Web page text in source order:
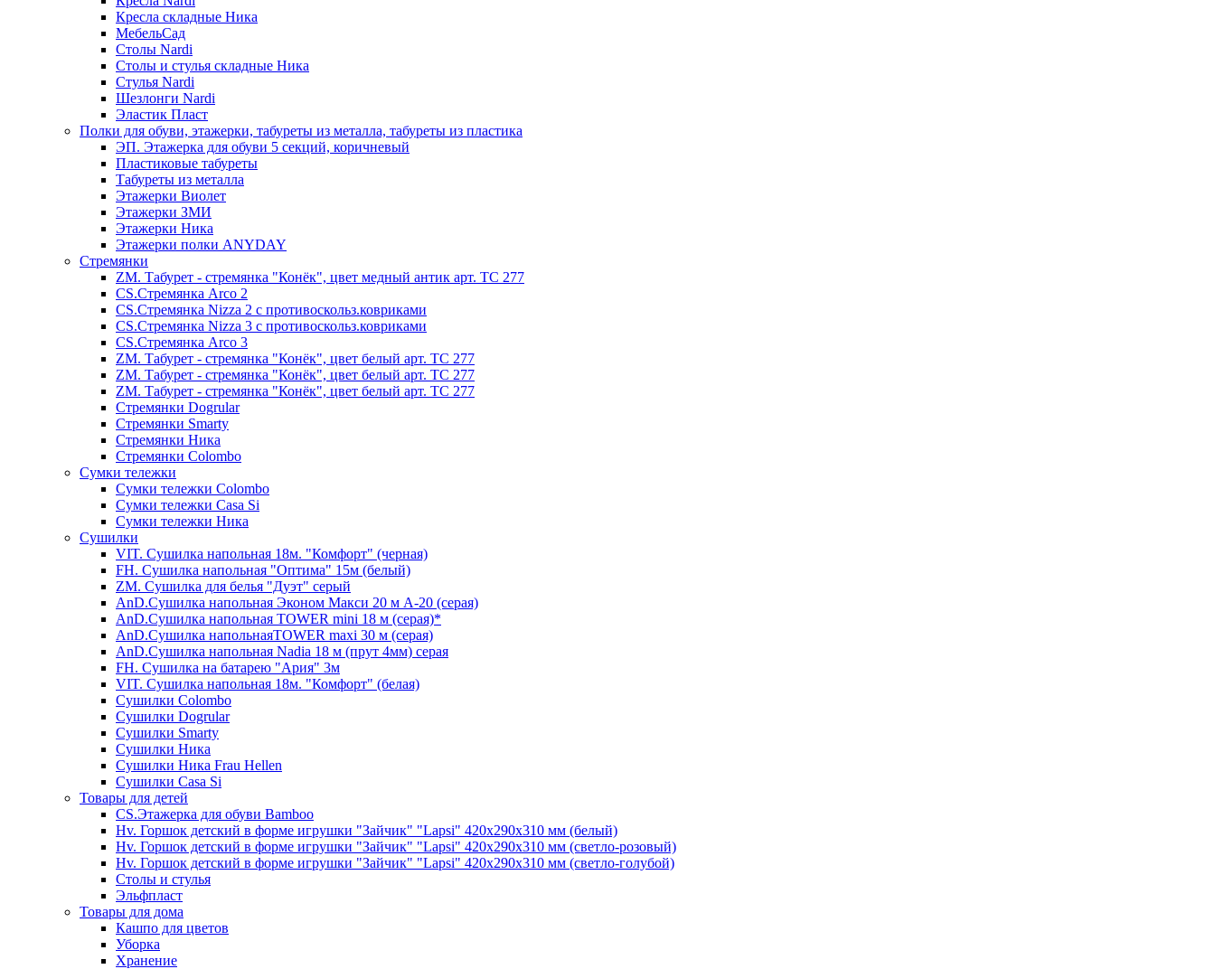
Кресла складные Ника
МебельСад
Столы Nardi
Столы и стулья складные Ника
Стулья Nardi
Шезлонги Nardi
Эластик Пласт
Полки для обуви, этажерки, табуреты из металла, табуреты из пластика
ЭП. Этажерка для обуви 5 секций, коричневый
Пластиковые табуреты
Табуреты из металла
Этажерки Виолет
Этажерки ЗМИ
Этажерки Ника
Этажерки полки ANYDAY
Стремянки
ZM. Табурет - стремянка "Конёк", цвет медный антик арт. ТС 277
CS.Стремянка Arco 2
CS.Стремянка Nizza 2 с противоскольз.ковриками
CS.Стремянка Nizza 3 с противоскольз.ковриками
CS.Стремянка Arco 3
ZM. Табурет - стремянка "Конёк", цвет белый арт. ТС 277
ZM. Табурет - стремянка "Конёк", цвет белый арт. ТС 277
ZM. Табурет - стремянка "Конёк", цвет белый арт. ТС 277
Стремянки Dogrular
Стремянки Smarty
Стремянки Ника
Стремянки Сolombo
Сумки тележки
Сумки тележки Colombo
Сумки тележки Сasa Si
Сумки тележки Ника
Сушилки
VIT. Сушилка напольная 18м. "Комфорт" (черная)
FH. Сушилка напольная "Оптима" 15м (белый)
ZM. Сушилка для белья "Дуэт" серый
AnD.Сушилка напольная Эконом Макси 20 м А-20 (серая)
AnD.Сушилка напольная TOWER mini 18 м (серая)*
AnD.Сушилка напольнаяTOWER maxi 30 м (серая)
AnD.Сушилка напольная Nadia 18 м (прут 4мм) серая
FH. Сушилка на батарею "Ария" 3м
VIT. Сушилка напольная 18м. "Комфорт" (белая)
Cушилки Colombo
Сушилки Dogrular
Сушилки Smarty
Сушилки Ника
Сушилки Ника Frau Hellen
Сушилки Сasa Si
Товары для детей
CS.Этажерка для обуви Bamboo
Hv. Горшок детский в форме игрушки "Зайчик" "Lapsi" 420х290х310 мм (белый)
Hv. Горшок детский в форме игрушки "Зайчик" "Lapsi" 420х290х310 мм (светло-розовый)
Hv. Горшок детский в форме игрушки "Зайчик" "Lapsi" 420х290х310 мм (светло-голубой)
Столы и стулья
Эльфпласт
Товары для дома
Кашпо для цветов
Уборка
Хранение